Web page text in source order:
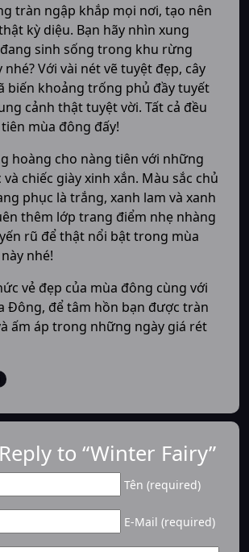
tràn ngập khắp mọi nơi, tạo nên
kỳ diệu. Bạn hãy nhìn xung
sinh sống trong khu rừng
Với vài nét vẽ tuyệt đẹp, cây
biến khoảng trống phủ đầy tuyết
cảnh thật tuyệt vời. Tất cả đều
mùa đông đấy!
hoàng cho nàng tiên với những
chiếc giày xinh xắn. Màu sắc chủ
phục là trắng, xanh lam và xanh
thêm lớp trang điểm nhẹ nhàng
rũ để thật nổi bật trong mùa
nhé!
vẻ đẹp của mùa đông cùng với
Đông, để tâm hồn bạn được tràn
ấm áp trong những ngày giá rét
to “Winter Fairy”
Tên (required)
E-Mail (required)